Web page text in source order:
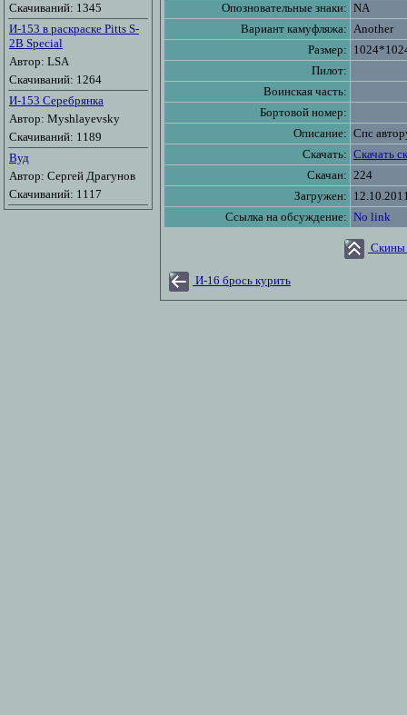
Скачиваний: 1345
И-153 в раскраске Pitts S-
2B Special
Автор: LSA
Скачиваний: 1264
И-153 Серебрянка
Автор: Myshlayevsky
Скачиваний: 1189
Вуд
Автор: Сергей Драгунов
Скачиваний: 1117
Опозновательные знаки: NA
Вариант камуфляжа: Another
Размер:
Пилот:
Воинская часть:
Бортовой номер:
Описание: Спс
Скачать: Скачать
Скачан: 224
Загружен:
Ссылка на обсуждение: No link
Скины
И-16 брось курить